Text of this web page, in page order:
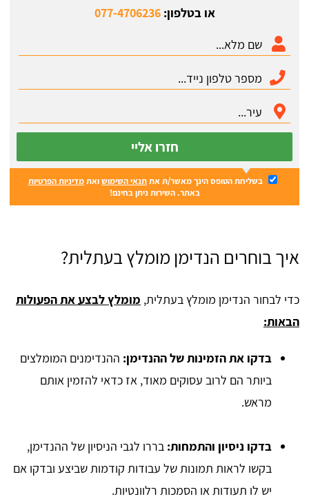
או בטלפון:077-4706236
חזרו אליי
בשליחת הטופס הינך מאשר/ת אתתנאי השימושואתמדיניות הפרטיות
באתר. השירות ניתן בחינם!
איך בוחרים הנדימן מומלץ בעתלית?
כדי לבחור הנדימן מומלץ בעתלית, מומלץ לבצע את הפעולות
הבאות:
בדקו את הזמינות של ההנדימן: ההנדימנים המומלצים
ביותר הם לרוב עסוקים מאוד, אז כדאי להזמין אותם
מראש.
בדקו ניסיון והתמחות: בררו לגבי הניסיון של ההנדימן,
בקשו לראות תמונות של עבודות קודמות שביצע ובדקו אם
יש לו תעודות או הסמכות רלוונטיות.